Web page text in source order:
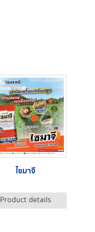
ไซมาจี
Product details